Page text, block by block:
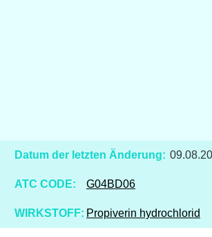
Datum der letzten Änderung:
ATC CODE: G04BD06
WIRKSTOFF: Propiverin hydrochlorid